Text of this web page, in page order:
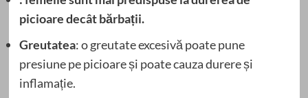
picioare decât bărbații.
Greutatea: o greutate excesivă poate pune
presiune pe picioare și poate cauza durere și
inflamație.